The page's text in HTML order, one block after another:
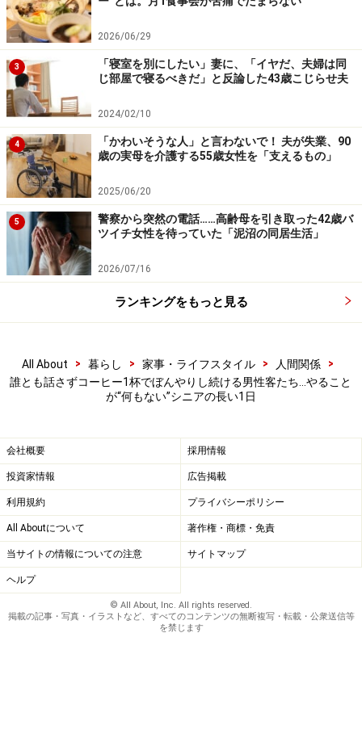
夫の母はずっと専業主婦だった人。その義母が義父の定
年後、やたらと習い事をするようになった。
『お父さんとずっと家にいるのは息がつまるのよ』と私
にこっそり教えてくれたんですけどね（笑）。習い事じ
たいも楽しいし、この年で友だちができたのもうれしい
と言っていました。だから父も何かやってみたらいいの
にと思ったんです」
すると父は「今さら何をすればいいんだ」と怒ったよう
に言った。定年退職して、その後は別の会社で70歳まで
働いていた父。だが母に言わせれば「まじめだけど人望
がないのよね、お父さんは。だから友だちもいない」と
いうことだった。
70歳で仕事を辞めてからしばらくは、図書館に通ってい
たようだが、それもつまらなくなったのか、ここ数年は
らしい。一方の母はほぼ毎日、出かけて夕方戻って食事
の支度をする日々。父との生活はやはり息がつまるのだ
ろう、ときどき女友だちと旅行する。
「お父さん、何かしたいことはないのと聞いてみたら、
そんなこと考えたこともなかったというんです。仕事を
辞めてからのことを何も想定していなかったんでしょう
か。母がああいう性格だから、母とどこかへ行ったり何
かをしたりできるはずもないのはわかっていたと思うん
2026/06/29
3
「寝室を別にしたい」妻に、「イヤだ、夫婦は同
じ部屋で寝るべきだ」と反論した43歳こじらせ夫
2024/02/10
4
「かわいそうな人」と言わないで！ 夫が失業、90
歳の実母を介護する55歳女性を「支えるもの」
2025/06/20
5
警察から突然の電話……高齢母を引き取った42歳バ
ツイチ女性を待っていた「泥沼の同居生活」
2026/07/16
ランキングをもっと見る
All About > 暮らし > 家事・ライフスタイル > 人間関係
>
誰とも話さずコーヒー1杯でぼんやりし続ける男性客たち…やること
が“何もない”シニアの長い1日
会社概要 採用情報
投資家情報 広告掲載
利用規約 プライバシーポリシー
All Aboutについて 著作権・商標・免責
当サイトの情報についての注意 サイトマップ
ヘルプ
© All About, Inc. All rights reserved.
掲載の記事・写真・イラストなど、すべてのコンテンツの無断複写・転載・公衆送信等
を禁じます